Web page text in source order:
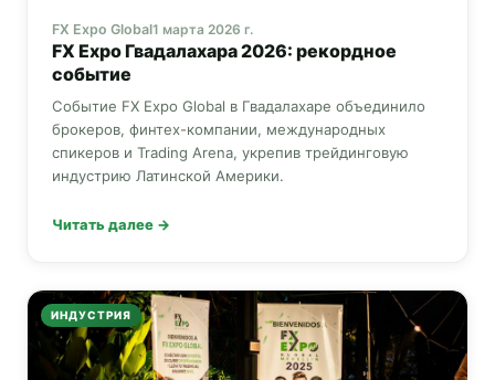
FX Expo Global1 марта 2026 г.
FX ExpoГвадалахара 2026: рекордное
событие
Событие FX Expo Global в Гвадалахаре объединило
брокеров, финтех-компании, международных
спикеров и Trading Arena, укрепив трейдинговую
индустрию Латинской Америки.
Читать далее →
ИНДУСТРИЯ